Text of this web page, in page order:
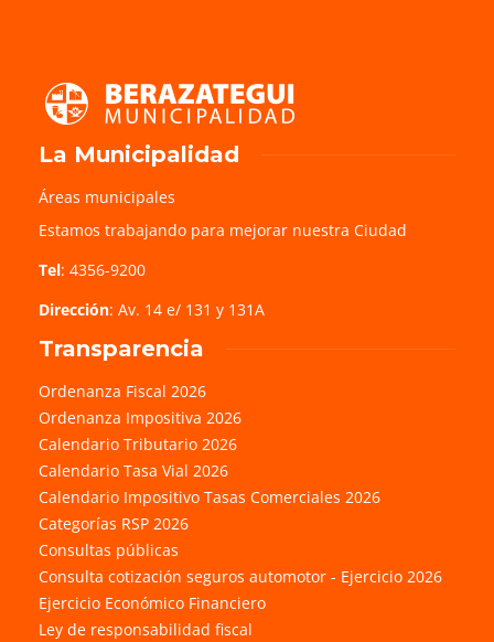
La Municipalidad
Áreas municipales
Estamos trabajando para mejorar nuestra Ciudad
Tel: 4356-9200
Dirección: Av. 14 e/ 131 y 131A
Transparencia
Ordenanza Fiscal 2026
Ordenanza Impositiva 2026
Calendario Tributario 2026
Calendario Tasa Vial 2026
Calendario Impositivo Tasas Comerciales 2026
Categorías RSP 2026
Consultas públicas
Consulta cotización seguros automotor - Ejercicio 2026
Ejercicio Económico Financiero
Ley de responsabilidad fiscal